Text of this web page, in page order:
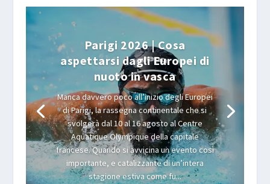
Parigi 2026 | Cosa
aspettarsi dagli Europei di
nuoto in vasca
Manca davvero poco all’inizio degli Europei
di Parigi, la rassegna continentale che si
svolgerà dal 10 al 16 agosto al Centre
Aquatique Olympique della capitale
francese. Quando si avvicina un evento così
importante, e catalizzante di un’intera
stagione estiva come fu...